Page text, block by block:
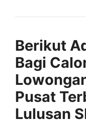
Berikut
Bagi
Pusat
Lulusan